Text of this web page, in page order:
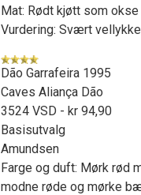
Mat: Rødt kjøtt som
Vurdering: Svært
Dão Garrafeira 1995
Caves Aliança Dão
3524 VSD - kr 94,90
Basisutvalg
Amundsen
Farge og duft: Mørk rød
modne røde og mørke